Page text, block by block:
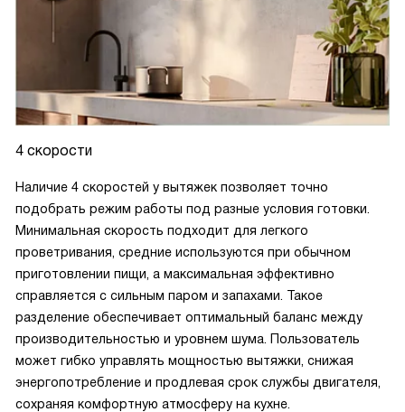
4 скорости
Наличие 4 скоростей у вытяжек позволяет точно
подобрать режим работы под разные условия готовки.
Минимальная скорость подходит для легкого
проветривания, средние используются при обычном
приготовлении пищи, а максимальная эффективно
справляется с сильным паром и запахами. Такое
разделение обеспечивает оптимальный баланс между
производительностью и уровнем шума. Пользователь
может гибко управлять мощностью вытяжки, снижая
энергопотребление и продлевая срок службы двигателя,
сохраняя комфортную атмосферу на кухне.